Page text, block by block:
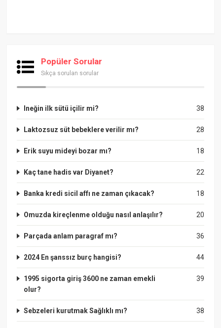
Popüler Sorular
Sıkça sorulan sorular
38
Ineğin ilk sütü içilir mi?
28
Laktozsuz süt bebeklere verilir mı?
18
Erik suyu mideyi bozar mı?
22
Kaç tane hadis var Diyanet?
18
Banka kredi sicil affı ne zaman çıkacak?
20
Omuzda kireçlenme olduğu nasıl anlaşılır?
36
Parçada anlam paragraf mı?
44
2024 En şanssız burç hangisi?
39
1995 sigorta giriş 3600 ne zaman emekli
olur?
38
Sebzeleri kurutmak Sağlıklı mı?